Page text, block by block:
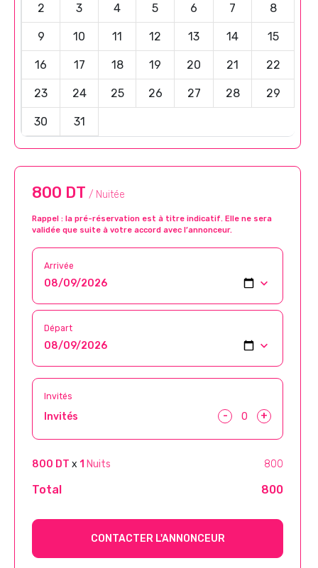
2 3 4 5 6 7 8
9 10 11 12 13 14 15
16 17 18 19 20 21 22
23 24 25 26 27 28 29
30 31
800 DT / Nuitée
Rappel : la pré-réservation est à titre indicatif. Elle ne sera
validée que suite à votre accord avec l’annonceur.
Arrivée
Départ
Invités
Invités - +
800 DT x 1 Nuits 800
Total 800
CONTACTER L'ANNONCEUR